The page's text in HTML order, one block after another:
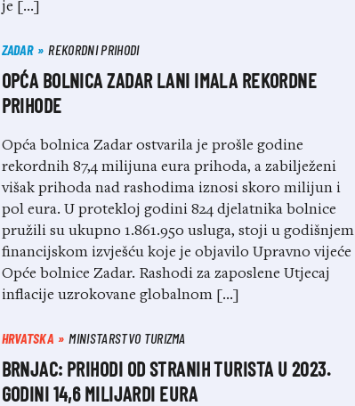
je […]
ZADAR REKORDNI PRIHODI
OPĆA BOLNICA ZADAR LANI IMALA REKORDNE
PRIHODE
Opća bolnica Zadar ostvarila je prošle godine
rekordnih 87,4 milijuna eura prihoda, a zabilježeni
višak prihoda nad rashodima iznosi skoro milijun i
pol eura. U protekloj godini 824 djelatnika bolnice
pružili su ukupno 1.861.950 usluga, stoji u godišnjem
financijskom izvješću koje je objavilo Upravno vijeće
Opće bolnice Zadar. Rashodi za zaposlene Utjecaj
inflacije uzrokovane globalnom […]
HRVATSKA MINISTARSTVO TURIZMA
BRNJAC: PRIHODI OD STRANIH TURISTA U 2023.
GODINI 14,6 MILIJARDI EURA